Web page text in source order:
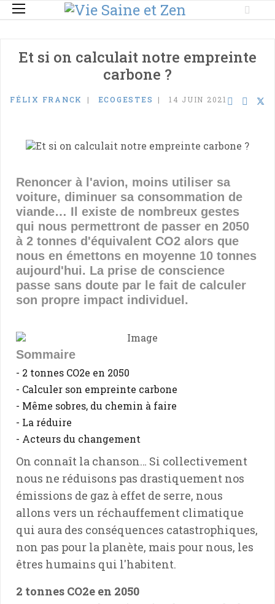
Et si on calculait notre empreinte
carbone ?
FÉLIX FRANCK ECOGESTES 14 JUIN 2021
Renoncer à l'avion, moins utiliser sa
voiture, diminuer sa consommation de
viande… Il existe de nombreux gestes
qui nous permettront de passer en 2050
à 2 tonnes d'équivalent CO2 alors que
nous en émettons en moyenne 10 tonnes
aujourd'hui. La prise de conscience
passe sans doute par le fait de calculer
son propre impact individuel.
Sommaire
- 2 tonnes CO2e en 2050
- Calculer son empreinte carbone
- Même sobres, du chemin à faire
- La réduire
- Acteurs du changement
On connaît la chanson… Si collectivement
nous ne réduisons pas drastiquement nos
émissions de gaz à effet de serre, nous
allons vers un réchauffement climatique
qui aura des conséquences catastrophiques,
non pas pour la planète, mais pour nous, les
êtres humains qui l'habitent.
2 tonnes CO2e en 2050